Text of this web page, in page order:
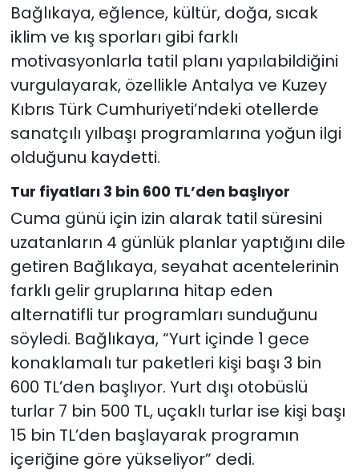
Bağlıkaya, eğlence, kültür, doğa, sıcak
iklim ve kış sporları gibi farklı
motivasyonlarla tatil planı yapılabildiğini
vurgulayarak, özellikle Antalya ve Kuzey
Kıbrıs Türk Cumhuriyeti’ndeki otellerde
sanatçılı yılbaşı programlarına yoğun ilgi
olduğunu kaydetti.
Tur fiyatları 3 bin 600 TL’den başlıyor
Cuma günü için izin alarak tatil süresini
uzatanların 4 günlük planlar yaptığını dile
getiren Bağlıkaya, seyahat acentelerinin
farklı gelir gruplarına hitap eden
alternatifli tur programları sunduğunu
söyledi. Bağlıkaya, “Yurt içinde 1 gece
konaklamalı tur paketleri kişi başı 3 bin
600 TL’den başlıyor. Yurt dışı otobüslü
turlar 7 bin 500 TL, uçaklı turlar ise kişi başı
15 bin TL’den başlayarak programın
içeriğine göre yükseliyor” dedi.